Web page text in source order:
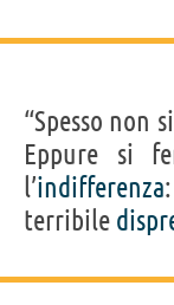
“Spesso non
Eppure si
l’indifferenza
terribile